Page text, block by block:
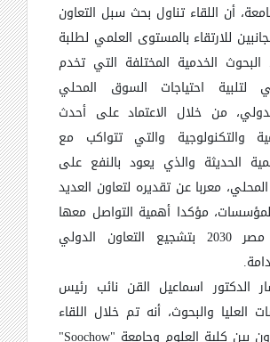
أن اللقاء تناول بحث سبل التعاون
للارتقاء بالمستوى العلمي لطلبة
البحوث الخدمية المختلفة التي تخدم
لتلبية احتياجات السوق المحلي
من خلال الاعتماد على أحدث
والتكنولوجية والتي تتواكب مع
الحديثة والذي يعود بالنفع على
معربا عن تقديره لتعاون العديد
مؤكدا أهمية التواصل معها
تحقيقا لرؤية مصر 2030 بتشجيع التعاون الدولي
الدكتور اسماعيل القن نائب رئيس
العليا والبحوث، أنه تم خلال اللقاء
بين كلية العلوم وجامعة "Soochow
"